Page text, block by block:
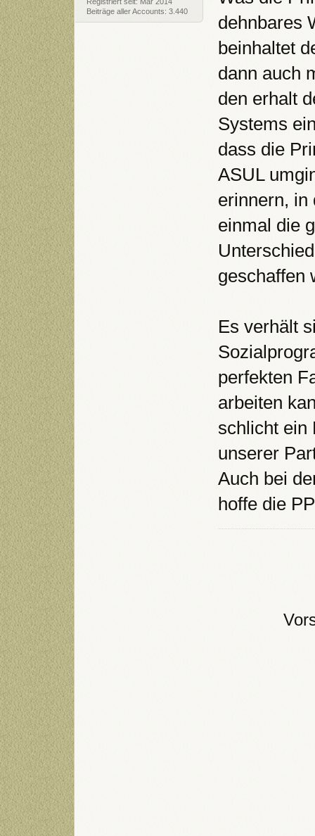
Beiträge aller Accounts: 3.440
dehnbares
beinhaltet
dann auch
den erhalt
Systems
dass die
ASUL
erinnern, in
einmal die
geschaffen
Es verhält
perfekten
arbeiten
schlicht ein
unserer
Auch bei
hoffe die